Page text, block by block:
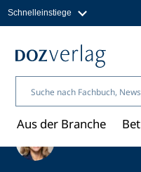
Inhalt
Schnelleinstiege
Fachbücher & Shop
Über uns
Aus der Branche